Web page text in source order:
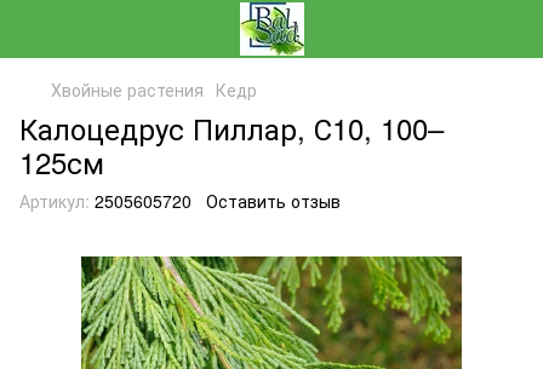
Хвойные растения Кедр
Калоцедрус Пиллар, С10, 100–
125см
Артикул: 2505605720 Оставить отзыв